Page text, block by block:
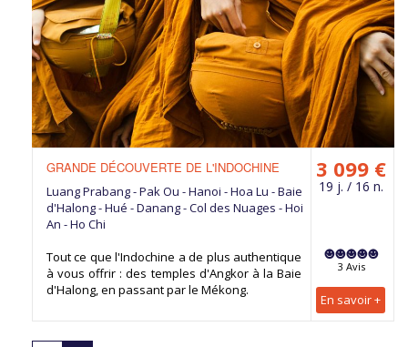
3 099 €
19 j. / 16 n.
3 Avis
En savoir +
GRANDE DÉCOUVERTE DE L'INDOCHINE
Luang Prabang - Pak Ou - Hanoi - Hoa Lu - Baie
d'Halong - Hué - Danang - Col des Nuages - Hoi
An - Ho Chi
Tout ce que l'Indochine a de plus authentique
à vous offrir : des temples d'Angkor à la Baie
d'Halong, en passant par le Mékong.